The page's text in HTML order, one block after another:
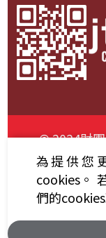
© 2024財
資通安全政策
為提供您
cookies。
們的